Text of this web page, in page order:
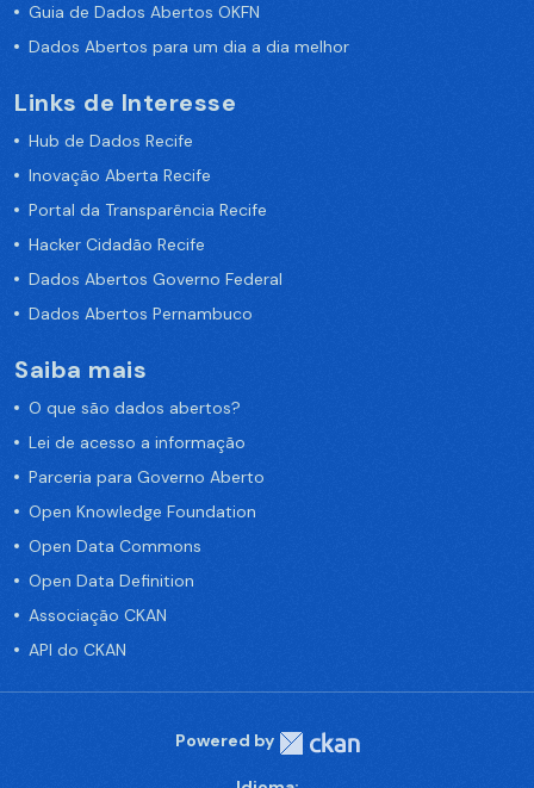
Guia de Dados Abertos OKFN
Dados Abertos para um dia a dia melhor
Links de Interesse
Hub de Dados Recife
Inovação Aberta Recife
Portal da Transparência Recife
Hacker Cidadão Recife
Dados Abertos Governo Federal
Dados Abertos Pernambuco
Saiba mais
O que são dados abertos?
Lei de acesso a informação
Parceria para Governo Aberto
Open Knowledge Foundation
Open Data Commons
Open Data Definition
Associação CKAN
API do CKAN
Powered by